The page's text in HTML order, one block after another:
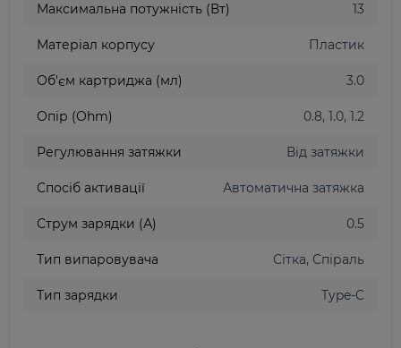
Максимальна потужність (Вт) 13
Матеріал корпусу Пластик
Об'єм картриджа (мл) 3.0
Опір (Ohm) 0.8, 1.0, 1.2
Регулювання затяжки Від затяжки
Спосіб активації Автоматична затяжка
Струм зарядки (А) 0.5
Тип випаровувача Сітка, Спіраль
Тип зарядки Type-C